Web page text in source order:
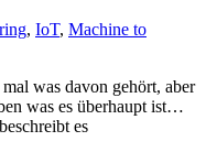
, IoT, Machine to
was davon gehört, aber
was es überhaupt ist…
es